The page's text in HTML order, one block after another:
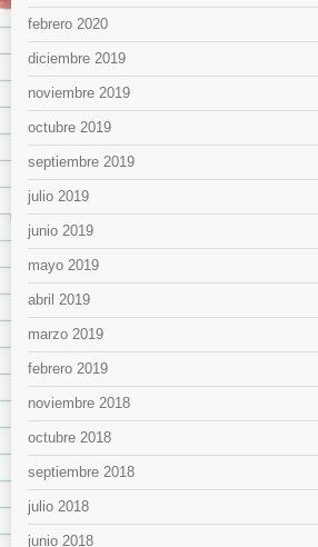
febrero 2020
diciembre 2019
noviembre 2019
octubre 2019
septiembre 2019
julio 2019
junio 2019
mayo 2019
abril 2019
marzo 2019
febrero 2019
noviembre 2018
octubre 2018
septiembre 2018
julio 2018
junio 2018